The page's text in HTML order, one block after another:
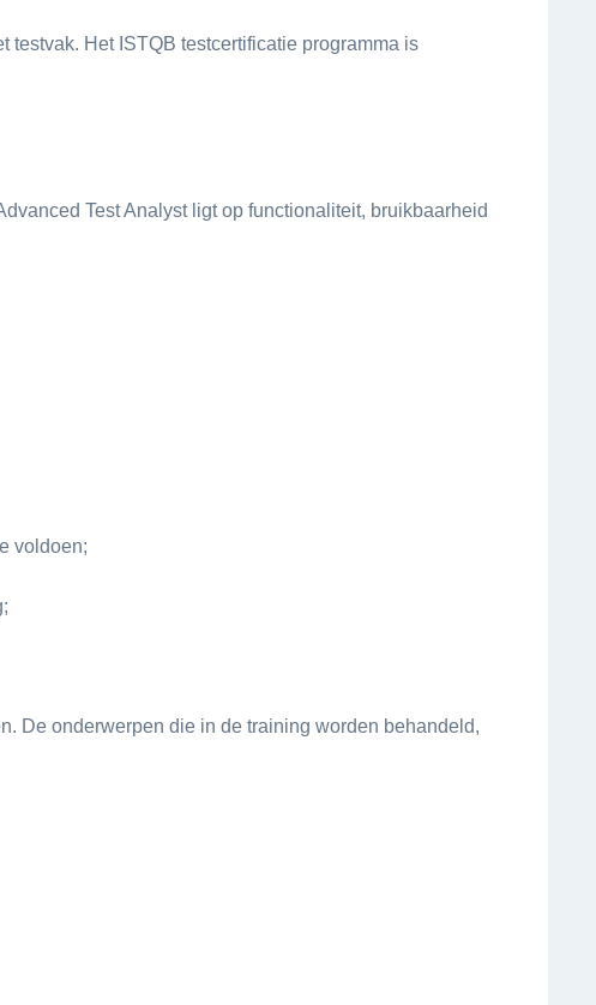
testvak. Het ISTQB testcertificatie programma is
Test Analyst ligt op functionaliteit, bruikbaarheid
voldoen;
De onderwerpen die in de training worden behandeld,